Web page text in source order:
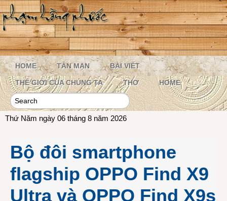
HOME TẢN MẠN BÀI VIẾT
THẾ GIỚI CỦA CHÚNG TA THƠ HOME
Thứ Năm ngày 06 tháng 8 năm 2026
Bộ đôi smartphone
flagship OPPO Find X9
Ultra và OPPO Find X9s